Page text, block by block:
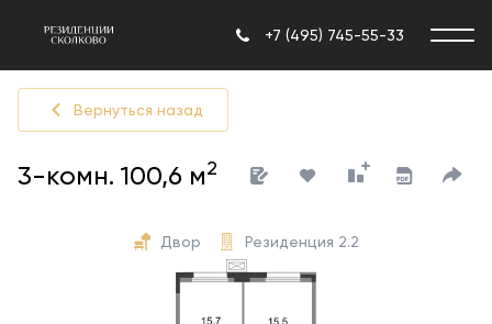
+7 (495) 745-55-33
Вернуться назад
3-комн. 100,6 м2
Двор Резиденция 2.2